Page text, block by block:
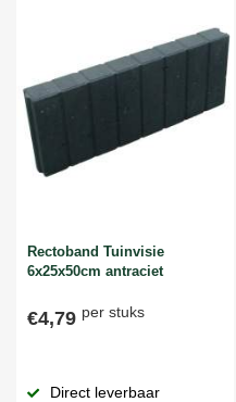
Rectoband Tuinvisie
6x25x50cm antraciet
€4,79 per stuks
Direct leverbaar